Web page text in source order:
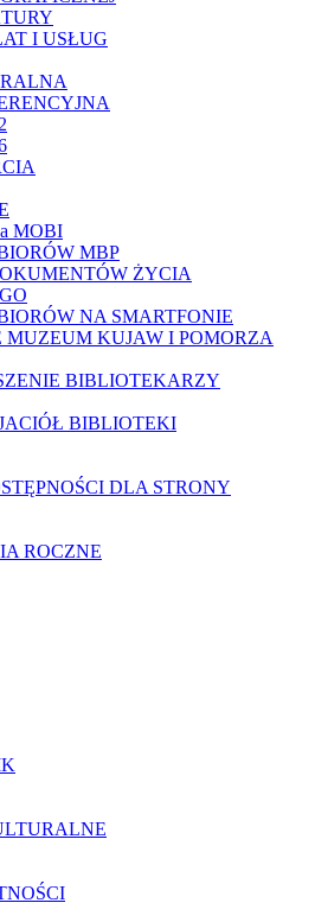
I USŁUG
MOBI
MBP
ŻYCIA
NA SMARTFONIE
KUJAW I POMORZA
BIBLIOTEKARZY
BIBLIOTEKI
DLA STRONY
ROCZNE